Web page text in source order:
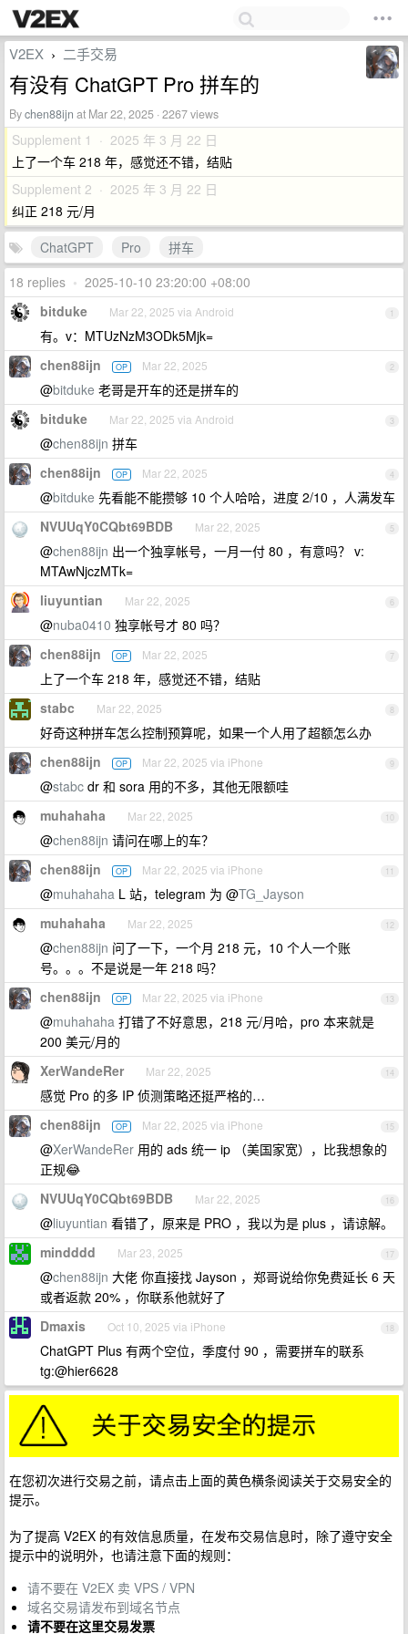
V2EX › 二手交易
有没有 ChatGPT Pro 拼车的
Bychen88ijn at Mar 22, 2025 · 2267 views
Supplement 1 · 2025 年 3 月 22 日
上了一个车 218 年，感觉还不错，结贴
Supplement 2 · 2025 年 3 月 22 日
纠正 218 元/月
ChatGPT
Pro
拼车
18 replies • 2025-10-10 23:20:00 +08:00
1
bitduke Mar 22, 2025 via Android
有。v：MTUzNzM3ODk5Mjk=
2
chen88ijn OP Mar 22, 2025
@bitduke 老哥是开车的还是拼车的
3
bitduke Mar 22, 2025 via Android
@chen88ijn 拼车
4
chen88ijn OP Mar 22, 2025
@bitduke 先看能不能攒够 10 个人哈哈，进度 2/10 ，人满发车
5
NVUUqY0CQbt69BDB Mar 22, 2025
@chen88ijn 出一个独享帐号，一月一付 80 ，有意吗？ v:
MTAwNjczMTk=
6
liuyuntian Mar 22, 2025
@nuba0410 独享帐号才 80 吗？
7
chen88ijn OP Mar 22, 2025
上了一个车 218 年，感觉还不错，结贴
8
stabc Mar 22, 2025
好奇这种拼车怎么控制预算呢，如果一个人用了超额怎么办
9
chen88ijn OP Mar 22, 2025 via iPhone
@stabc dr 和 sora 用的不多，其他无限额哇
10
muhahaha Mar 22, 2025
@chen88ijn 请问在哪上的车？
11
chen88ijn OP Mar 22, 2025 via iPhone
@muhahaha L 站，telegram 为 @TG_Jayson
12
muhahaha Mar 22, 2025
@chen88ijn 问了一下，一个月 218 元，10 个人一个账
号。。。不是说是一年 218 吗？
13
chen88ijn OP Mar 22, 2025 via iPhone
@muhahaha 打错了不好意思，218 元/月哈，pro 本来就是
200 美元/月的
14
XerWandeRer Mar 22, 2025
感觉 Pro 的多 IP 侦测策略还挺严格的…
15
chen88ijn OP Mar 22, 2025 via iPhone
@XerWandeRer 用的 ads 统一 ip （美国家宽），比我想象的
正规😂
16
NVUUqY0CQbt69BDB Mar 22, 2025
@liuyuntian 看错了，原来是 PRO ，我以为是 plus ，请谅解。
17
mindddd Mar 23, 2025
@chen88ijn 大佬 你直接找 Jayson ，郑哥说给你免费延长 6 天
或者返款 20% ，你联系他就好了
18
Dmaxis Oct 10, 2025 via iPhone
ChatGPT Plus 有两个空位，季度付 90 ，需要拼车的联系
tg:@hier6628
在您初次进行交易之前，请点击上面的黄色横条阅读关于交易安全的
提示。
为了提高 V2EX 的有效信息质量，在发布交易信息时，除了遵守安全
提示中的说明外，也请注意下面的规则：
请不要在 V2EX 卖 VPS / VPN
域名交易请发布到域名节点
请不要在这里交易发票